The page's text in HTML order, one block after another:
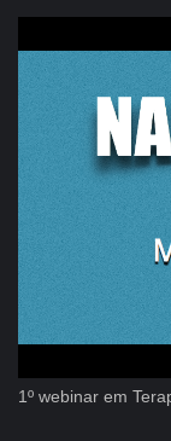
1º webinar em